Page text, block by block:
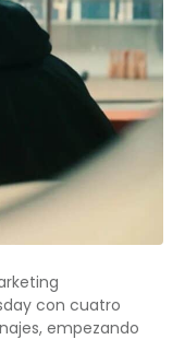
con cuatro
empezando